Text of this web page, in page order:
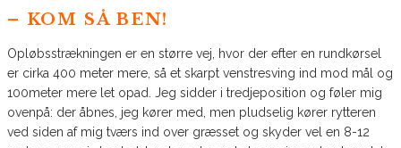
– KOM SÅ BEN!
Opløbsstrækningen er en større vej, hvor der efter en rundkørsel
er cirka 400 meter mere, så et skarpt venstresving ind mod mål og
100meter mere let opad. Jeg sidder i tredjeposition og føler mig
ovenpå: der åbnes, jeg kører med, men pludselig kører rytteren
ved siden af mig tværs ind over græsset og skyder vel en 8-12